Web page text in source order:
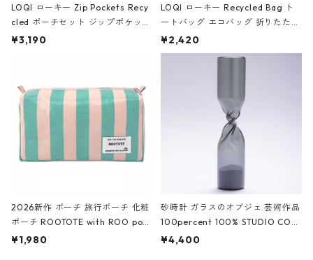
LOQI ローキー Zip Pockets Recy
cled ポーチセット ジップポケット
ファスナーポーチ 撥水加工 トラベ
ーガンディー、オフホワイト
¥3,190
LOQI ローキー Recycled Bag ト
ートバッグ エコバッグ 折りたたみ
大きめ 撥水加工 収納ポーチ CRO
CODILE/Black クロコダイル/ブラ
¥2,420
2026新作 ポーチ 旅行ポーチ 化粧
ポーチ ROOTOTE with ROO pou
ch 3532 ルートート WR.ポーチ.ラ
¥1,980
砂時計 ガラスのオブジェ 芸術作品
100percent 100% STUDIO COH
AKU Timeless 100パーセント ス
¥4,400